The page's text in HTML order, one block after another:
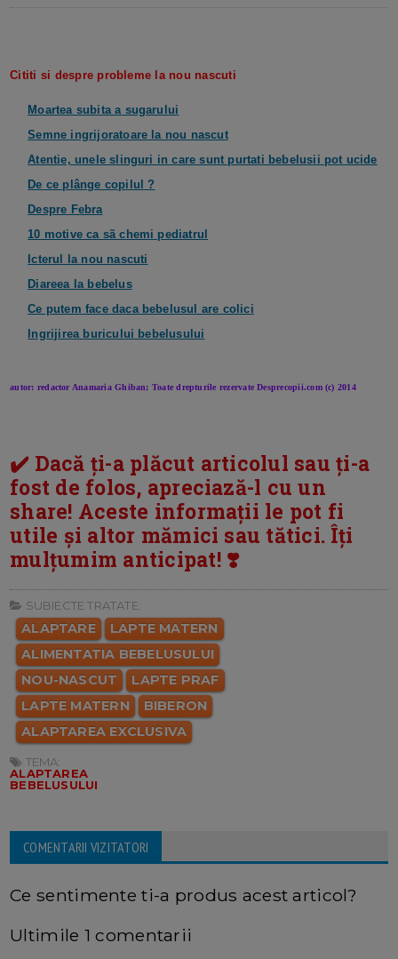
Cititi si despre probleme la nou nascuti
Moartea subita a sugarului
Semne ingrijoratoare la nou nascut
Atentie, unele slinguri in care sunt purtati bebelusii pot ucide
De ce plânge copilul ?
Despre Febra
10 motive ca sã chemi pediatrul
Icterul la nou nascuti
Diareea la bebelus
Ce putem face daca bebelusul are colici
Ingrijirea buricului bebelusului
autor: redactor Anamaria Ghiban; Toate drepturile rezervate Desprecopii.com (c) 2014
✔️ Dacă ți-a plăcut articolul sau ți-a
fost de folos, apreciază-l cu un
share! Aceste informații le pot fi
utile și altor mămici sau tătici. Îți
mulțumim anticipat! ❣️
SUBIECTE TRATATE:
ALAPTARE
LAPTE MATERN
ALIMENTATIA BEBELUSULUI
NOU-NASCUT
LAPTE PRAF
LAPTE MATERN
BIBERON
ALAPTAREA EXCLUSIVA
TEMA:
ALAPTAREA
BEBELUSULUI
COMENTARII VIZITATORI
Ce sentimente ti-a produs acest articol?
Ultimile 1 comentarii